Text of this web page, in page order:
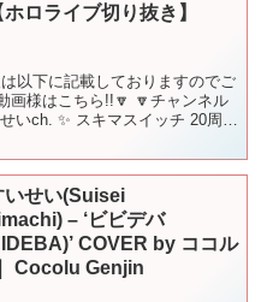
ロライブ切り抜き】
以下に記載しておりますのでご
画様はこちら!!🔽 🔽チャンネル
いch. ✨ スキマスイッチ 20周年
いせい(Suisei
– ‘ビビデバ
COVER by ココル
Cocolu Genjin